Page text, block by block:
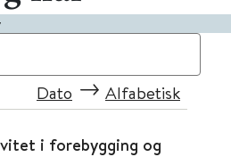
Dato Alfabetisk
i forebygging og